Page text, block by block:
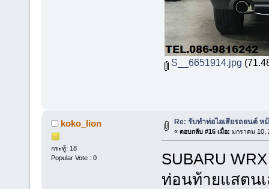
S__6651914.jpg
koko_lion
กระทู้: 18
Popular Vote : 0
Re: รับทำท่อไอเสียรถยนต์ ห
« ตอบกลับ #16 เมื่อ: มกราคม 10,
SUBARU
ท่อนท้ายแสตน